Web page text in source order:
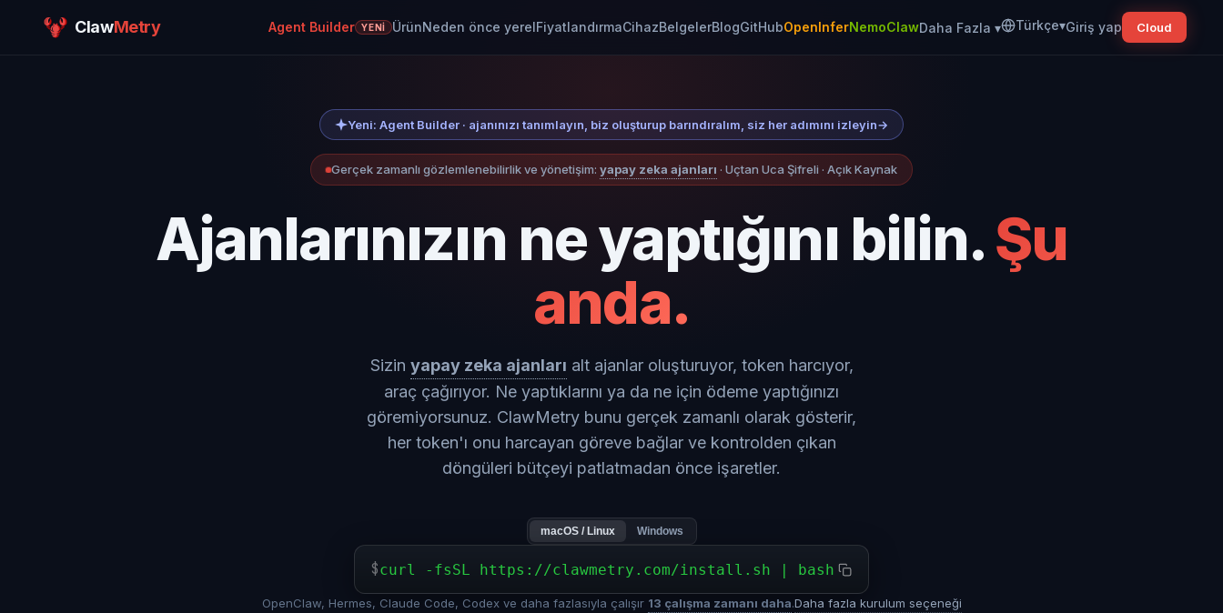
ClawMetry Agent Builder YENI ÜrünNeden önce yerelFiyatlandırmaCihazBelgelerBlogGitHubOpenInferNemoClawDaha Fazla ▾ Türkçe▾Giriş yap Cloud
Yeni: Agent Builder · ajanınızı tanımlayın, biz oluşturup barındıralım, siz her adımını izleyin→
Gerçek zamanlı gözlemlenebilirlik ve yönetişim: yapay zeka ajanları · Uçtan Uca Şifreli · Açık Kaynak
Ajanlarınızın ne yaptığını bilin.Şu
anda.
Sizin yapay zeka ajanları alt ajanlar oluşturuyor, token harcıyor,
araç çağırıyor. Ne yaptıklarını ya da ne için ödeme yaptığınızı
göremiyorsunuz. ClawMetry bunu gerçek zamanlı olarak gösterir,
her token'ı onu harcayan göreve bağlar ve kontrolden çıkan
döngüleri bütçeyi patlatmadan önce işaretler.
macOS / Linux Windows
$curl -fsSL https://clawmetry.com/install.sh | bash
OpenClaw, Hermes, Claude Code, Codex ve daha fazlasıyla çalışır 13 çalışma zamanı daha.Daha fazla kurulum seçeneği